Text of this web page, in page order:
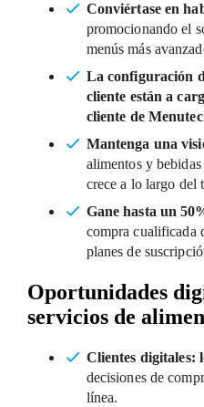
Conviértase en
promocionando el
menús más
La configuración
cliente están a
cliente de
Mantenga una
alimentos y
crece a lo largo del
Gane hasta un
compra cualificada
planes de
Oportunidades
servicios de
Clientes digitales: l
decisiones de
línea.